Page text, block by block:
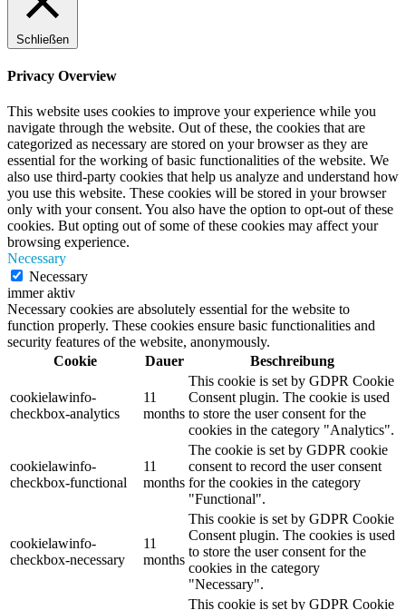
Schließen
Privacy Overview
This website uses cookies to improve your experience while you
navigate through the website. Out of these, the cookies that are
categorized as necessary are stored on your browser as they are
essential for the working of basic functionalities of the website. We
also use third-party cookies that help us analyze and understand how
you use this website. These cookies will be stored in your browser
only with your consent. You also have the option to opt-out of these
cookies. But opting out of some of these cookies may affect your
browsing experience.
Necessary
Necessary
immer aktiv
Necessary cookies are absolutely essential for the website to
function properly. These cookies ensure basic functionalities and
security features of the website, anonymously.
Cookie
Dauer Beschreibung
cookielawinfo-
checkbox-analytics
11
months
This cookie is set by GDPR Cookie
Consent plugin. The cookie is used
to store the user consent for the
cookies in the category "Analytics".
cookielawinfo-
checkbox-functional
11
months
The cookie is set by GDPR cookie
consent to record the user consent
for the cookies in the category
"Functional".
cookielawinfo-
checkbox-necessary
11
months
This cookie is set by GDPR Cookie
Consent plugin. The cookies is used
to store the user consent for the
cookies in the category
"Necessary".
This cookie is set by GDPR Cookie